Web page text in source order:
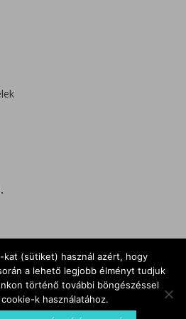
kat (sütiket) használ azért, hogy
a lehető legjobb élményt tudjuk
történő további böngészéssel
k használatához.